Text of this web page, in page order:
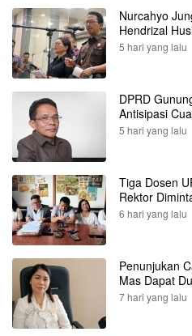
Nurcahyo
Hendrizal
5 hari yang lalu
DPRD
Antisipasi
5 hari yang lalu
Tiga Dosen
Rektor
6 hari yang lalu
Penunjukan
Mas Dapat
7 hari yang lalu